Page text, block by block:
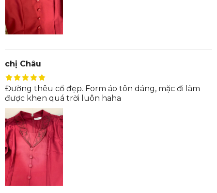
chị Châu
Đường thêu cổ đẹp. Form áo tôn dáng, mặc đi làm
được khen quá trời luôn haha